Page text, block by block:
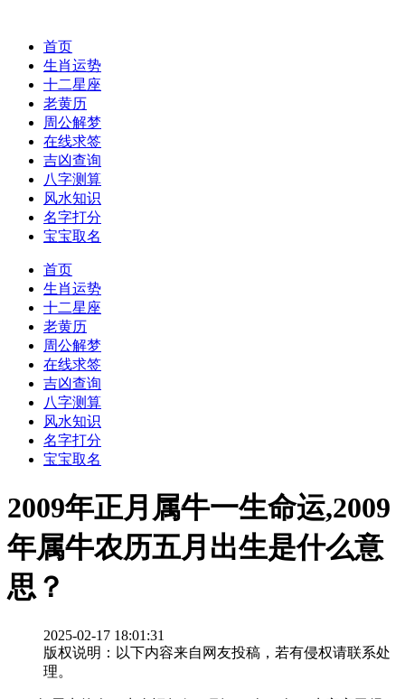
首页
生肖运势
十二星座
老黄历
周公解梦
在线求签
吉凶查询
八字测算
风水知识
名字打分
宝宝取名
首页
生肖运势
十二星座
老黄历
周公解梦
在线求签
吉凶查询
八字测算
风水知识
名字打分
宝宝取名
2009年正月属牛一生命运,2009
年属牛农历五月出生是什么意
思？
2025-02-17 18:01:31
版权说明：以下内容来自网友投稿，若有侵权请联系处
理。